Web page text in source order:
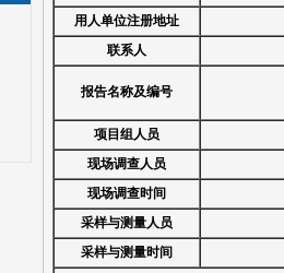
用人单位注册地址
联系人
报告名称及编号
项目组人员
现场调查人员
现场调查时间
采样与测量人员
采样与测量时间